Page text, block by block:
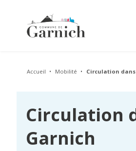
Accueil Mobilité Circulation
Circulation
Garnich